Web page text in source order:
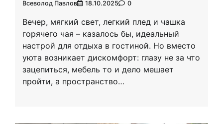
Всеволод Павлов 18.10.2025 0
Вечер, мягкий свет, легкий плед и чашка
горячего чая – казалось бы, идеальный
настрой для отдыха в гостиной. Но вместо
уюта возникает дискомфорт: глазу не за что
зацепиться, мебель то и дело мешает
пройти, а пространство…